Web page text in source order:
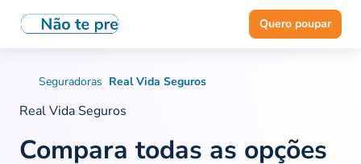
Quero poupar
Seguradoras Real Vida Seguros
Real Vida Seguros
Compara todas as opções